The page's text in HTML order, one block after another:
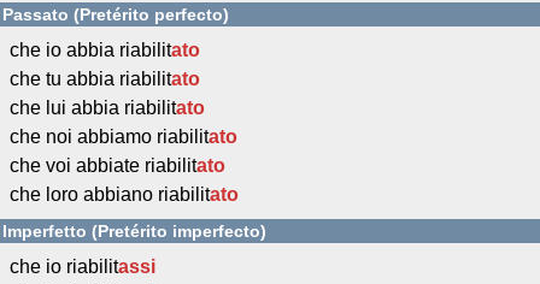
Passato (Pretérito perfecto)
che io abbia riabilitato
che tu abbia riabilitato
che lui abbia riabilitato
che noi abbiamo riabilitato
che voi abbiate riabilitato
che loro abbiano riabilitato
Imperfetto (Pretérito imperfecto)
che io riabilitassi